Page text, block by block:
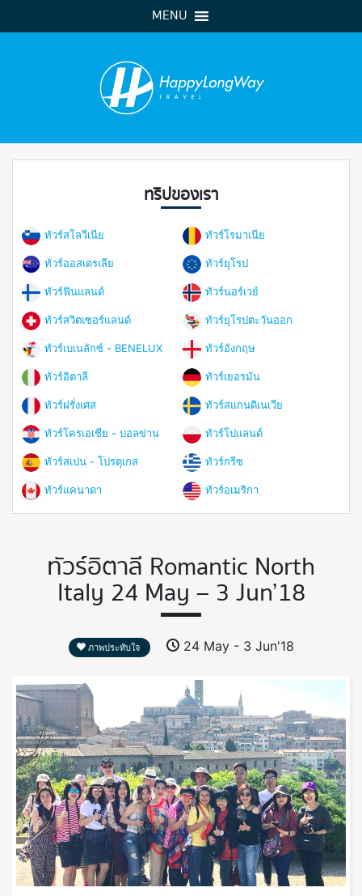
MENU
ทริปของเรา
ทัวร์สโลวีเนีย ทัวร์โรมาเนีย
ทัวร์ออสเตรเลีย ทัวร์ยุโรป
ทัวร์ฟินแลนด์ ทัวร์นอร์เวย์
ทัวร์สวิตเซอร์แลนด์ ทัวร์ยุโรปตะวันออก
ทัวร์เบเนลักซ์ - BENELUX ทัวร์อังกฤษ
ทัวร์อิตาลี ทัวร์เยอรมัน
ทัวร์ฝรั่งเศส ทัวร์สแกนดิเนเวีย
ทัวร์โครเอเชีย - บอลข่าน ทัวร์โปแลนด์
ทัวร์สเปน - โปรตุเกส ทัวร์กรีซ
ทัวร์แคนาดา ทัวร์อเมริกา
ทัวร์อิตาลี Romantic North
Italy 24 May – 3 Jun’18
ภาพประทับใจ 24 May - 3 Jun'18